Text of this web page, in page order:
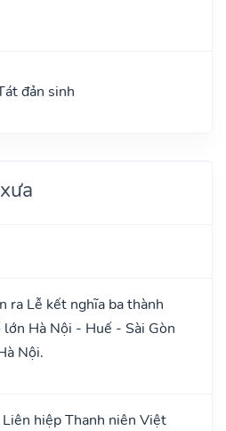
đản sinh
ra Lễ kết nghĩa ba thành
lớn Hà Nội - Huế - Sài Gòn
Nội.
hiệp Thanh niên Việt